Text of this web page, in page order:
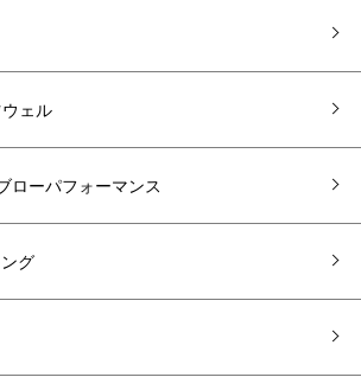
ェル
ローパフォーマンス
グ